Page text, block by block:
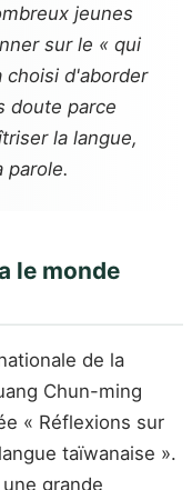
jeunes
sur le « qui
choisi d'aborder
doute parce
la langue,
parole.
le monde
de la
Chun-ming
« Réflexions sur
taïwanaise ».
grande